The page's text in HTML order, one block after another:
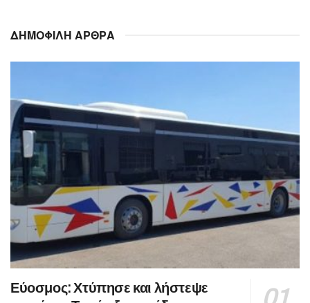
ΔΗΜΟΦΙΛΗ ΑΡΘΡΑ
Εύοσμος: Χτύπησε και λήστεψε